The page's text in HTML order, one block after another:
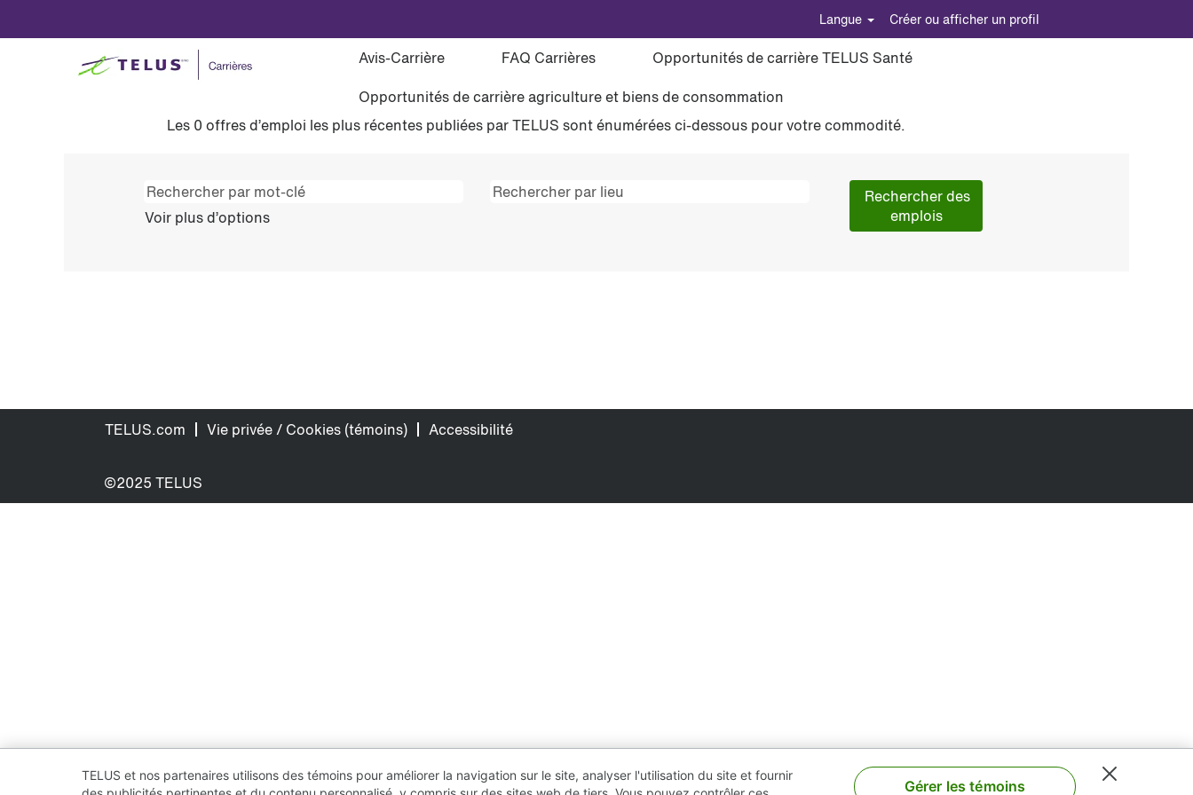
Langue Créer ou afficher un profil
Avis-Carrière FAQ Carrières
Opportunités de carrière TELUS Santé
Opportunités de carrière agriculture et biens de consommation
actuelle)
Résultats de la recherche pour"Operations".
Il n’y a actuellement aucun poste vacant correspondant à «Operations».
Les 0 offres d’emploi les plus récentes publiées par TELUS sont énumérées ci-dessous pour votre commodité.
Voir plus d’options
TELUS.com Vie privée / Cookies (témoins) Accessibilité
©2025 TELUS
TELUS et nos partenaires utilisons des témoins pour améliorer la navigation sur le site, analyser l'utilisation du site et fournir
Gérer les témoins